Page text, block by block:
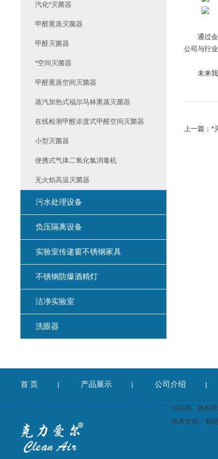
通过会议
公司与行
未来我们
上一篇： *
汽化*灭菌器
甲醛熏蒸灭菌器
甲醛灭菌器
*空间灭菌器
甲醛熏蒸空间灭菌器
蒸汽加热式福尔马林熏蒸灭菌器
在线检测甲醛浓度式甲醛空间灭菌器
小型灭菌器
便携式气体二氧化氯消毒机
无火焰高温灭菌器
污水处理设备
负压隔离设备
实验室传递窗不锈钢家具
不锈钢防爆酒精灯
洁净实验室
洗眼器
首 页 | 产品展示 | 公司介绍 |
©2026 版权所
技术支持： 制